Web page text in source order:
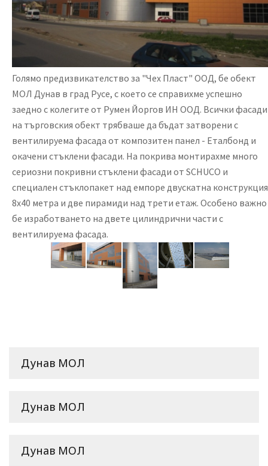
Голямо предизвикателство за "Чех Пласт" ООД, бе обект
МОЛ Дунав в град Русе, с което се справихме успешно
заедно с колегите от Румен Йоргов ИН ООД. Всички фасади
на търговския обект трябваше да бъдат затворени с
вентилируема фасада от композитен панел - Еталбонд и
окачени стъклени фасади. На покрива монтирахме много
сериозни покривни стъклени фасади от SCHUCO и
специален стъклопакет над емпоре двускатна конструкция
8х40 метра и две пирамиди над трети етаж. Особено важно
бе изработването на двете цилиндрични части с
вентилируема фасада.
Дунав МОЛ
Дунав МОЛ
Дунав МОЛ